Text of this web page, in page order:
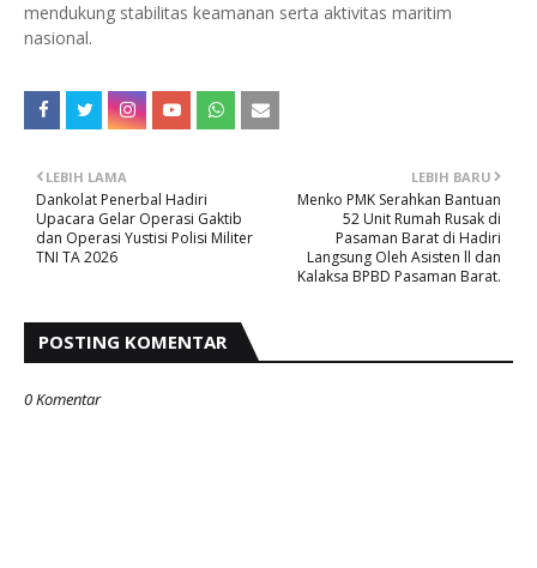
mendukung stabilitas keamanan serta aktivitas maritim
nasional.
LEBIH BARU
Menko PMK Serahkan Bantuan
52 Unit Rumah Rusak di
Pasaman Barat di Hadiri
Langsung Oleh Asisten ll dan
Kalaksa BPBD Pasaman Barat.
LEBIH LAMA
Dankolat Penerbal Hadiri
Upacara Gelar Operasi Gaktib
dan Operasi Yustisi Polisi Militer
TNI TA 2026
POSTING KOMENTAR
0 Komentar